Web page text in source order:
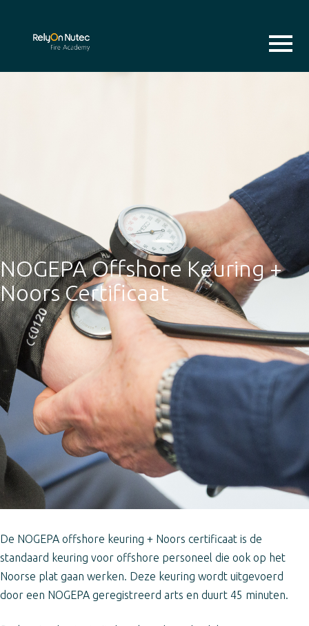
NOGEPA Offshore Keuring +
Noors Certificaat
De NOGEPA offshore keuring + Noors certificaat is de
standaard keuring voor offshore personeel die ook op het
Noorse plat gaan werken. Deze keuring wordt uitgevoerd
door een NOGEPA geregistreerd arts en duurt 45 minuten.